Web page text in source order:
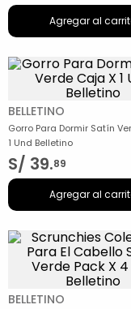
Agregar al
BELLETINO
Gorro Para Dormir Satín
1 Und Belletino
S/ 39.89
Agregar al
BELLETINO